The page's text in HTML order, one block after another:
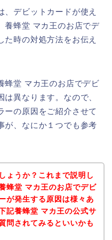
、デビットカードが使え
養蜂堂 マカ王のお店でデ
た時の対処方法をお伝え
蜂堂 マカ王のお店でデビ
異なります。なので、
ーの原因をご紹介させて
が、なにか１つでも参考
ょうか？これまで説明し
蜂堂 マカ王のお店でデビ
が発生する原因は様々あ
記養蜂堂 マカ王の公式サ
問されてみるといいかも